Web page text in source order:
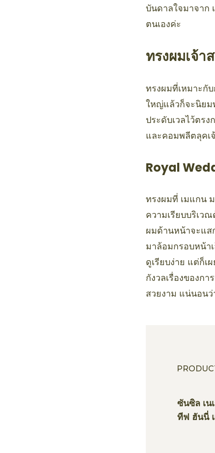
บันดาลใจมาจาก
ตนเองค่ะ
ทรงผมเจ้า
ทรงผมที่เหมาะกั
ใหญ่แล้วก็จะนิยม
ประดับเวลไว้ตร
และคอมพลีตลุค
Royal
ทรงผมที่ เมแกน
ความเรียบบริเว
ผมด้านหน้าจะแส
มาล้อมกรอบหน้า
ดูเรียบง่าย แต่ก็เ
กังวลเรื่องของก
สวยงาม แน่นอน
ซันซิล เน
ทีฟ ฮันนี่